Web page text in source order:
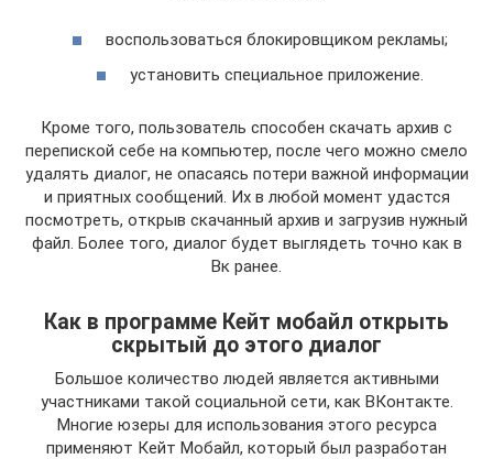
воспользоваться блокировщиком рекламы;
установить специальное приложение.
Кроме того, пользователь способен скачать архив с
перепиской себе на компьютер, после чего можно смело
удалять диалог, не опасаясь потери важной информации
и приятных сообщений. Их в любой момент удастся
посмотреть, открыв скачанный архив и загрузив нужный
файл. Более того, диалог будет выглядеть точно как в
Вк ранее.
Как в программе Кейт мобайл открыть
скрытый до этого диалог
Большое количество людей является активными
участниками такой социальной сети, как ВКонтакте.
Многие юзеры для использования этого ресурса
применяют Кейт Мобайл, который был разработан